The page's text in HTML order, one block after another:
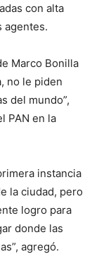
con alta
agentes.
Marco Bonilla
no le piden
del mundo”,
PAN en la
instancia
la ciudad, pero
logro para
donde las
agregó.